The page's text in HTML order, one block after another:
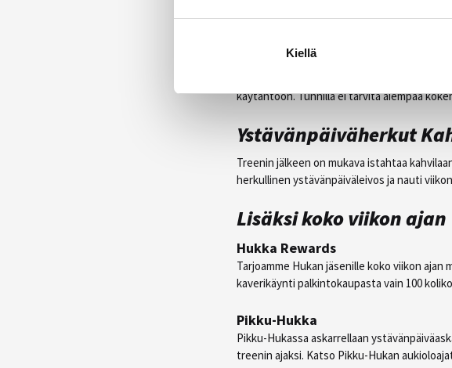
Kiellä
Mikä olisikaan parempi tapa aloittaa
kehonhallintaa, lantion liikkeitä ja rytmiä.
käytäntöön. Tunnilla ei tarvita aiempaa
Ystävänpäiväherkut
Treenin jälkeen on mukava istahtaa
herkullinen ystävänpäiväleivos ja nauti
Lisäksi koko viikon ajan
Hukka Rewards
Tarjoamme Hukan jäsenille koko viikon
kaverikäynti palkintokaupasta vain 100
Pikku-Hukka
Pikku-Hukassa askarrellaan
treenin ajaksi. Katso Pikku-Hukan